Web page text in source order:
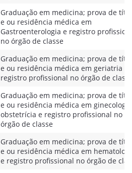
Graduação em medicina; prova de
e ou residência médica em
Gastroenterologia e registro
no órgão de classe
Graduação em medicina; prova de
e ou residência médica em geriatria e
registro profissional no órgão de
Graduação em medicina; prova de
e ou residência médica em
obstetrícia e registro profissional no
órgão de classe
Graduação em medicina; prova de
e ou residência médica em
e registro profissional no órgão de